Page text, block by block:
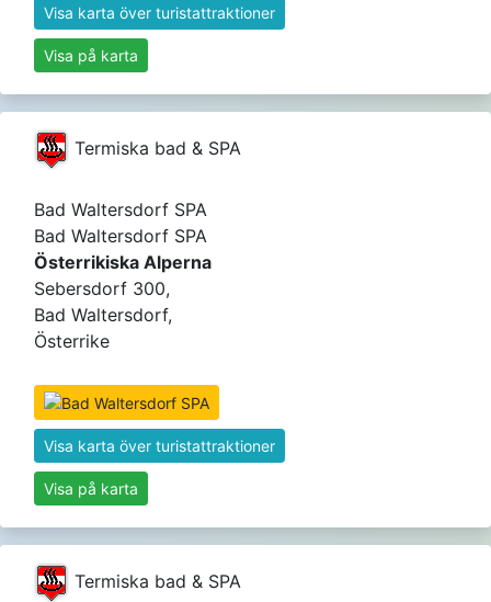
Visa karta över turistattraktioner
Visa på karta
Termiska bad & SPA
Bad Waltersdorf SPA
Bad Waltersdorf SPA
Österrikiska Alperna
Sebersdorf 300,
Bad Waltersdorf,
Österrike
Visa karta över turistattraktioner
Visa på karta
Termiska bad & SPA